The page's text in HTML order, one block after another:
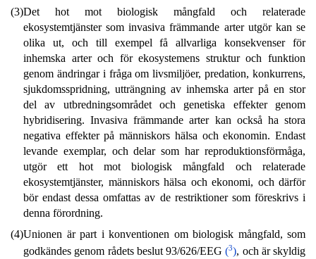
(3)Det hot mot biologisk mångfald och relaterade
ekosystemtjänster som invasiva främmande arter utgör kan se
olika ut, och till exempel få allvarliga konsekvenser för
inhemska arter och för ekosystemens struktur och funktion
genom ändringar i fråga om livsmiljöer, predation, konkurrens,
sjukdomsspridning, utträngning av inhemska arter på en stor
del av utbredningsområdet och genetiska effekter genom
hybridisering. Invasiva främmande arter kan också ha stora
negativa effekter på människors hälsa och ekonomin. Endast
levande exemplar, och delar som har reproduktionsförmåga,
utgör ett hot mot biologisk mångfald och relaterade
ekosystemtjänster, människors hälsa och ekonomi, och därför
bör endast dessa omfattas av de restriktioner som föreskrivs i
denna förordning.
(4)Unionen är part i konventionen om biologisk mångfald, som
godkändes genom rådets beslut 93/626/EEG(3), och är skyldig